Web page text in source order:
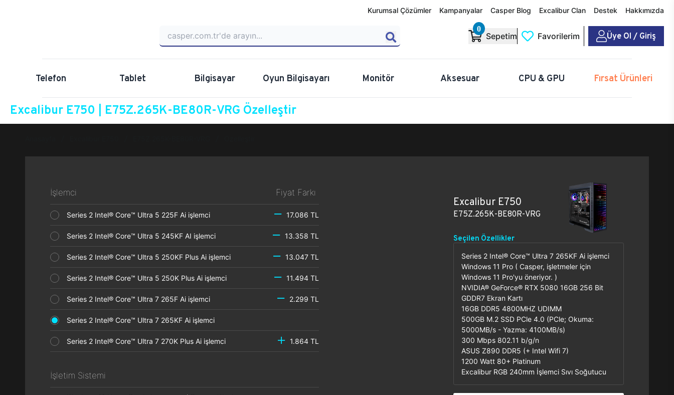
Kurumsal Çözümler Kampanyalar Casper Blog Excalibur Clan Destek Hakkımızda
0
Sepetim Favorilerim Üye Ol / Giriş
Telefon Tablet Bilgisayar Oyun Bilgisayarı Monitör Aksesuar CPU & GPU Fırsat Ürünleri
Excalibur E750 | E75Z.265K-BE80R-VRG Özelleştir
İşlemci Fiyat Farkı
Series 2 Intel® Core™ Ultra 5 225F Ai işlemci 17.086 TL
Series 2 Intel® Core™ Ultra 5 245KF AI işlemci 13.358 TL
Series 2 Intel® Core™ Ultra 5 250KF Plus Ai işlemci 13.047 TL
Series 2 Intel® Core™ Ultra 5 250K Plus Ai işlemci 11.494 TL
Series 2 Intel® Core™ Ultra 7 265F Ai işlemci 2.299 TL
Series 2 Intel® Core™ Ultra 7 265KF Ai işlemci
Series 2 Intel® Core™ Ultra 7 270K Plus Ai işlemci 1.864 TL
İşletim Sistemi
Excalibur E750
E75Z.265K-BE80R-VRG
Seçilen Özellikler
Series 2 Intel® Core™ Ultra 7 265KF Ai işlemci
Windows 11 Pro ( Casper, işletmeler için
Windows 11 Pro'yu öneriyor. )
NVIDIA® GeForce® RTX 5080 16GB 256 Bit
GDDR7 Ekran Kartı
16GB DDR5 4800MHZ UDIMM
500GB M.2 SSD PCle 4.0 (PCle; Okuma:
5000MB/s - Yazma: 4100MB/s)
300 Mbps 802.11 b/g/n
ASUS Z890 DDR5 (+ Intel Wifi 7)
1200 Watt 80+ Platinum
Excalibur RGB 240mm İşlemci Sıvı Soğutucu